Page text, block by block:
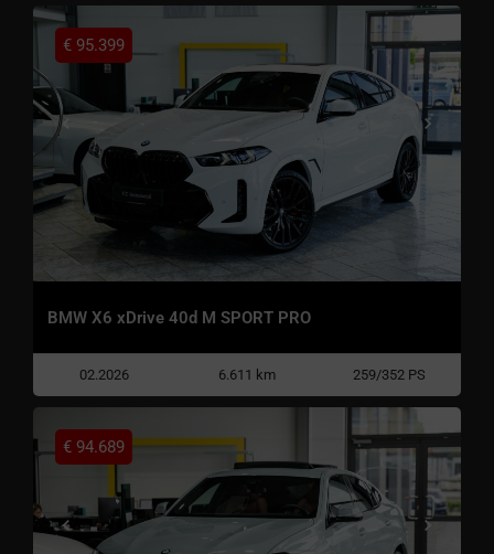
BMW X6 xDrive 40d M SPORT PRO
€ 95.399
02.2026 6.611 km 259/352 PS
€ 94.689